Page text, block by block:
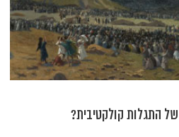
התגלות קולקטיבית?